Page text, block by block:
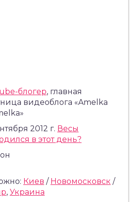
блогер, главная
видеоблога «Amelka
2012 г. Весы
в этот день?
Киев / Новомосковск /
, Украина